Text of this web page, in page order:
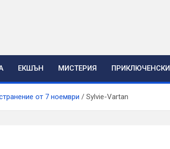
ЕКШЪН МИСТЕРИЯ ПРИКЛЮЧЕНСКИ
от 7 ноември Sylvie-Vartan